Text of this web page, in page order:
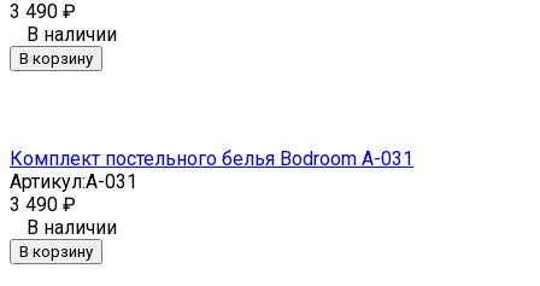
3 490 ₽
В наличии
В корзину
Комплект постельного белья Bodroom A-031
Артикул:A-031
3 490 ₽
В наличии
В корзину